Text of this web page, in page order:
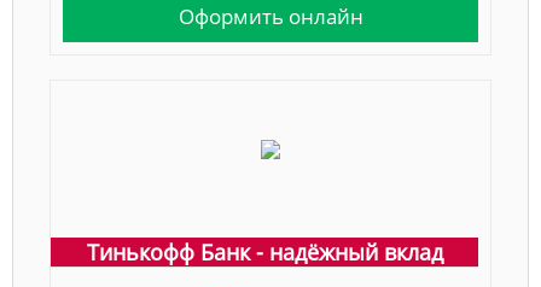
Оформить онлайн
Тинькофф Банк - надёжный вклад